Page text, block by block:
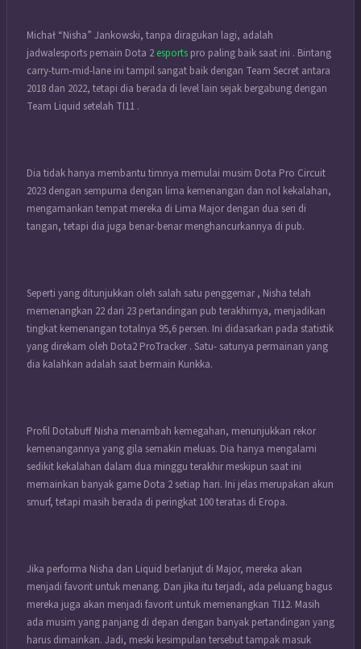
Michał “Nisha” Jankowski, tanpa diragukan lagi, adalah
jadwalesports pemain Dota 2 esports pro paling baik saat ini . Bintang
carry-turn-mid-lane ini tampil sangat baik dengan Team Secret antara
2018 dan 2022, tetapi dia berada di level lain sejak bergabung dengan
Team Liquid setelah TI11 .
Dia tidak hanya membantu timnya memulai musim Dota Pro Circuit
2023 dengan sempurna dengan lima kemenangan dan nol kekalahan,
mengamankan tempat mereka di Lima Major dengan dua seri di
tangan, tetapi dia juga benar-benar menghancurkannya di pub.
Seperti yang ditunjukkan oleh salah satu penggemar , Nisha telah
memenangkan 22 dari 23 pertandingan pub terakhirnya, menjadikan
tingkat kemenangan totalnya 95,6 persen. Ini didasarkan pada statistik
yang direkam oleh Dota2 ProTracker . Satu- satunya permainan yang
dia kalahkan adalah saat bermain Kunkka.
Profil Dotabuff Nisha menambah kemegahan, menunjukkan rekor
kemenangannya yang gila semakin meluas. Dia hanya mengalami
sedikit kekalahan dalam dua minggu terakhir meskipun saat ini
memainkan banyak game Dota 2 setiap hari. Ini jelas merupakan akun
smurf, tetapi masih berada di peringkat 100 teratas di Eropa.
Jika performa Nisha dan Liquid berlanjut di Major, mereka akan
menjadi favorit untuk menang. Dan jika itu terjadi, ada peluang bagus
mereka juga akan menjadi favorit untuk memenangkan TI12. Masih
ada musim yang panjang di depan dengan banyak pertandingan yang
harus dimainkan. Jadi, meski kesimpulan tersebut tampak masuk